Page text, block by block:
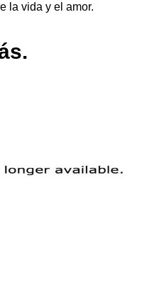
la vida y el amor.